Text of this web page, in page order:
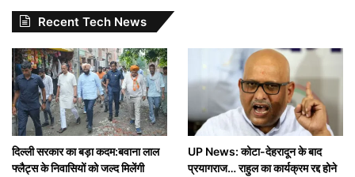
Recent Tech News
दिल्ली सरकार का बड़ा कदम:बवाना लाल
फ्लैट्स के निवासियों को जल्द मिलेंगी
UP News: कोटा-देहरादून के बाद
प्रयागराज… राहुल का कार्यक्रम रद्द होने